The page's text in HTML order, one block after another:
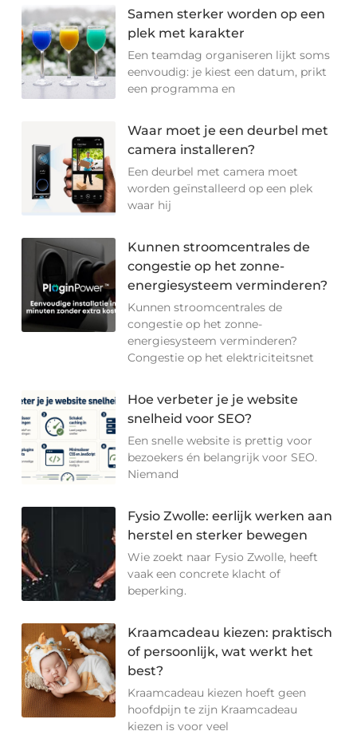
Samen sterker worden op een
plek met karakter
Een teamdag organiseren lijkt soms
eenvoudig: je kiest een datum, prikt
een programma en
Waar moet je een deurbel met
camera installeren?
Een deurbel met camera moet
worden geïnstalleerd op een plek
waar hij
Kunnen stroomcentrales de
congestie op het zonne-
energiesysteem verminderen?
Kunnen stroomcentrales de
congestie op het zonne-
energiesysteem verminderen?
Congestie op het elektriciteitsnet
Hoe verbeter je je website
snelheid voor SEO?
Een snelle website is prettig voor
bezoekers én belangrijk voor SEO.
Niemand
Fysio Zwolle: eerlijk werken aan
herstel en sterker bewegen
Wie zoekt naar Fysio Zwolle, heeft
vaak een concrete klacht of
beperking.
Kraamcadeau kiezen: praktisch
of persoonlijk, wat werkt het
best?
Kraamcadeau kiezen hoeft geen
hoofdpijn te zijn Kraamcadeau
kiezen is voor veel